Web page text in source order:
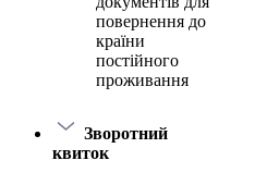
повернення до
країни
постійного
проживання
Зворотний
квиток